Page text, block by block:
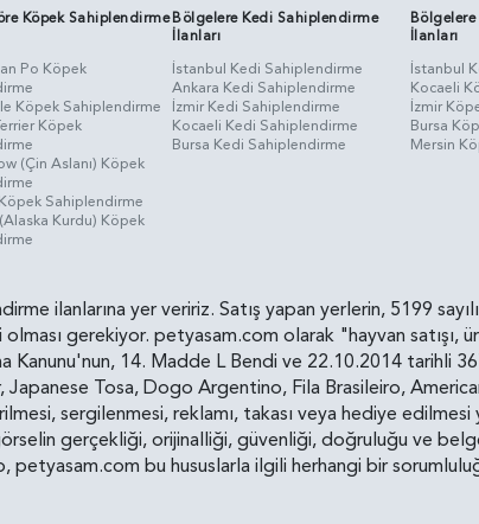
Köpek Sahiplendirme
Po Köpek
Köpek Sahiplendirme
Köpek
(Çin Aslanı) Köpek
Sahiplendirme
Kurdu) Köpek
Bölgelere Kedi Sahiplendirme
İlanları
İstanbul Kedi Sahiplendirme
Ankara Kedi Sahiplendirme
İzmir Kedi Sahiplendirme
Kocaeli Kedi Sahiplendirme
Bursa Kedi Sahiplendirme
İlanları
İstanbul
Kocaeli
İzmir
Bursa
Mersin
ilanlarına yer veririz. Satış yapan yerlerin, 5199
gerekiyor. petyasam.com olarak "hayvan satışı,
14. Madde L Bendi ve 22.10.2014 tarihli 367
Japanese Tosa, Dogo Argentino, Fila Brasileiro,
sergilenmesi, reklamı, takası veya hediye
gerçekliği, orijinalliği, güvenliği, doğruluğu ve
petyasam.com bu hususlarla ilgili herhangi bir